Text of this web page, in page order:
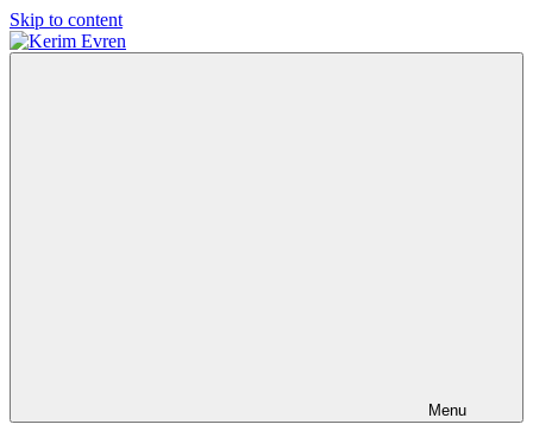
Skip to content
Menu